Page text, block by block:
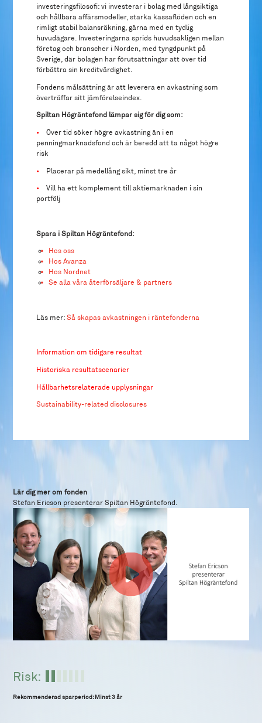
investeringsfilosofi: vi investerar i bolag med långsiktiga
och hållbara affärsmodeller, starka kassaflöden och en
rimligt stabil balansräkning, gärna med en tydlig
huvudägare. Investeringarna sprids huvudsakligen mellan
företag och branscher i Norden, med tyngdpunkt på
Sverige, där bolagen har förutsättningar att över tid
förbättra sin kreditvärdighet.
Fondens målsättning är att leverera en avkastning som
överträffar sitt jämförelseindex.
Spiltan Högräntefond lämpar sig för dig som:
•
Över tid söker högre avkastning än i en
penningmarknadsfond och är beredd att ta något högre
risk
• Placerar på medellång sikt, minst tre år
•
Vill ha ett komplement till aktiemarknaden i sin
portfölj
Spara i Spiltan Högräntefond:
Hos oss
Hos Avanza
Hos Nordnet
Se alla våra återförsäljare & partners
Läs mer:Så skapas avkastningen i räntefonderna
Information om tidigare resultat
Historiska resultatscenarier
Hållbarhetsrelaterade upplysningar
Sustainability-related disclosures
Lär dig mer om fonden
Stefan Ericson presenterar Spiltan Högräntefond.
Risk:
Rekommenderad sparperiod: Minst 3 år